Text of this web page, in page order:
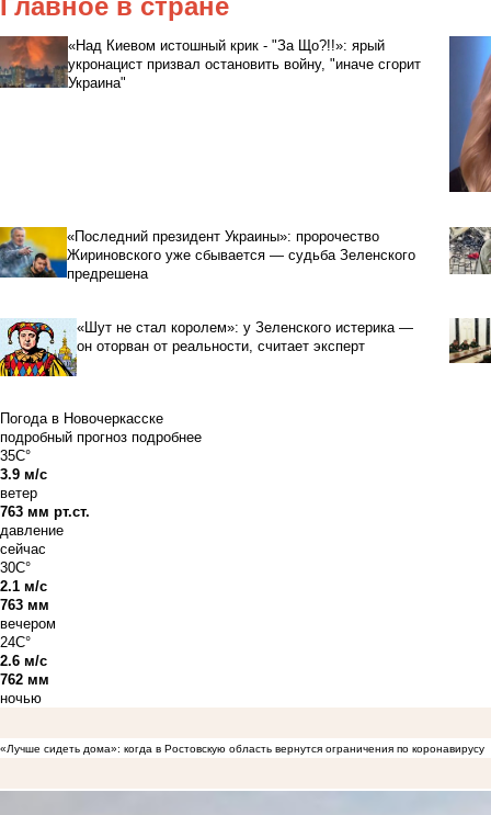
«Над Киевом истошный крик - "За Що?!!»: ярый
укронацист призвал остановить войну, "иначе сгорит
Украина"
«Последний президент Украины»: пророчество
Жириновского уже сбывается — судьба Зеленского
предрешена
«Шут не стал королем»: у Зеленского истерика —
он оторван от реальности, считает эксперт
Погода в Новочеркасске
подробный прогноз подробнее
35C°
3.9 м/с
ветер
763 мм рт.ст.
давление
сейчас
30C°
2.1 м/с
763 мм
вечером
24C°
2.6 м/с
762 мм
ночью
«Лучше сидеть дома»: когда в Ростовскую область вернутся ограничения по коронавирусу